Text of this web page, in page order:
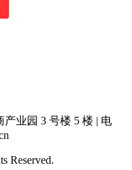
业园 3 号楼 5 楼 | 电
Reserved.